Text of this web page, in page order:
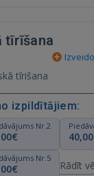
tīrīšana
Ķīmiskā tīrišana
izpildītājiem:
Nr.2
Nr.5
Rādīt